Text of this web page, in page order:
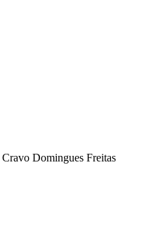
Domingues Freitas